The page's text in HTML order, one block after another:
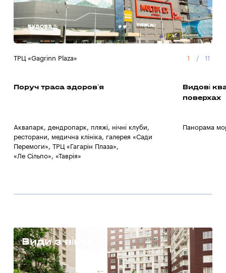
ТРЦ «Gagrinn Plaza» 1 / 11
Поруч траса здоров’я
Аквапарк, дендропарк, пляжі, нічні клуби,
ресторани, медична клініка, галерея «Сади
Перемоги», ТРЦ «Гагарін Плаза»,
«Ле Сільпо», «Таврія»
Видові
поверхах
Панорама
Види з вікон